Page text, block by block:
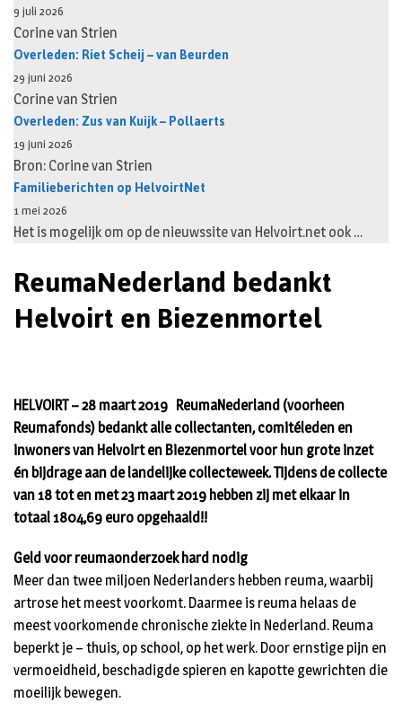
9 juli 2026
Corine van Strien
Overleden: Riet Scheij – van Beurden
29 juni 2026
Corine van Strien
Overleden: Zus van Kuijk – Pollaerts
19 juni 2026
Bron: Corine van Strien
Familieberichten op HelvoirtNet
1 mei 2026
Het is mogelijk om op de nieuwssite van Helvoirt.net ook …
ReumaNederland bedankt
Helvoirt en Biezenmortel
HELVOIRT – 28 maart 2019 ReumaNederland (voorheen
Reumafonds) bedankt alle collectanten, comitéleden en
inwoners van Helvoirt en Biezenmortel voor hun grote inzet
én bijdrage aan de landelijke collecteweek. Tijdens de collecte
van 18 tot en met 23 maart 2019 hebben zij met elkaar in
totaal 1804,69 euro opgehaald!!
Geld voor reumaonderzoek hard nodig
Meer dan twee miljoen Nederlanders hebben reuma, waarbij
artrose het meest voorkomt. Daarmee is reuma helaas de
meest voorkomende chronische ziekte in Nederland. Reuma
beperkt je – thuis, op school, op het werk. Door ernstige pijn en
vermoeidheid, beschadigde spieren en kapotte gewrichten die
moeilijk bewegen.